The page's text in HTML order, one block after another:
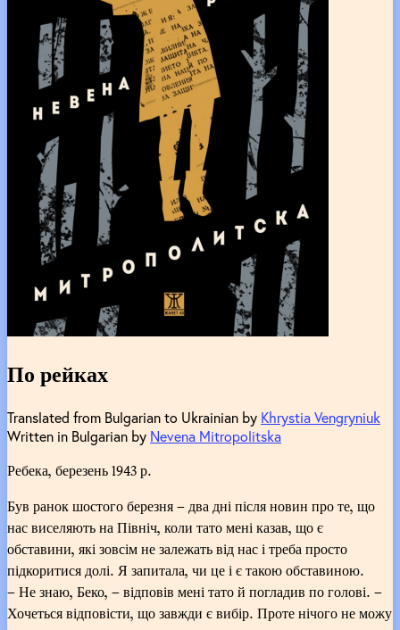
По рейках
Translated from Bulgarian to Ukrainian by Khrystia Vengryniuk
Written in Bulgarian by Nevena Mitropolitska
Ребека, березень 1943 р.
Був ранок шостого березня – два дні після новин про те, що
нас виселяють на Північ, коли тато мені казав, що є
обставини, які зовсім не залежать від нас і треба просто
підкоритися долі. Я запитала, чи це і є такою обставиною.
– Не знаю, Беко, – відповів мені тато й погладив по голові. –
Хочеться відповісти, що завжди є вибір. Проте нічого не можу